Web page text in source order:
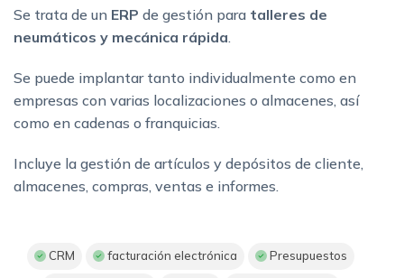
Se trata de un ERP de gestión para talleres de
neumáticos y mecánica rápida.
Se puede implantar tanto individualmente como en
empresas con varias localizaciones o almacenes, así
como en cadenas o franquicias.
Incluye la gestión de artículos y depósitos de cliente,
almacenes, compras, ventas e informes.
CRM facturación electrónica Presupuestos